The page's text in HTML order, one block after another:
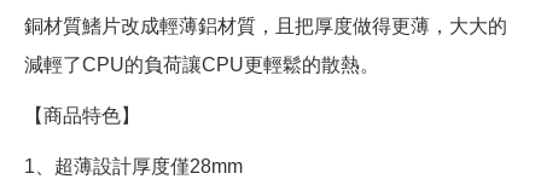
銅材質鰭片改成輕薄鋁材質，且把厚度做得更薄，大大的
減輕了CPU的負荷讓CPU更輕鬆的散熱。
【商品特色】
1、超薄設計厚度僅28mm